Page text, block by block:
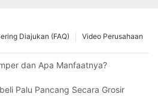
Video Perusahaan
Diajukan (FAQ)
dan Apa Manfaatnya?
Palu Pancang Secara Grosir